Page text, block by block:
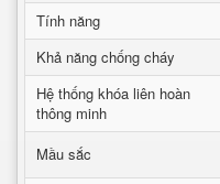
Tính năng
Khả năng chống cháy
Hệ thống khóa liên hoàn
thông minh
Mầu sắc